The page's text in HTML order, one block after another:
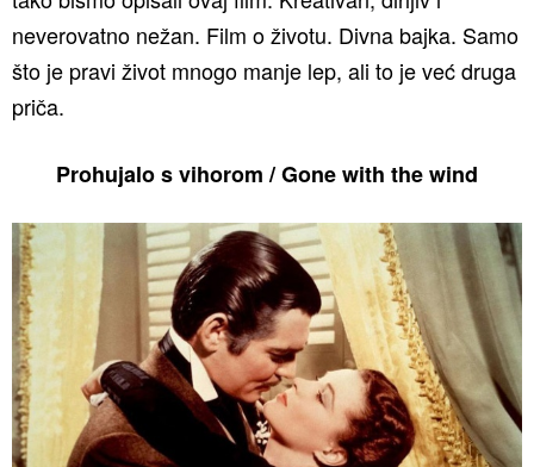
neverovatno nežan. Film o životu. Divna bajka. Samo
što je pravi život mnogo manje lep, ali to je već druga
priča.
Prohujalo s vihorom / Gone with the wind